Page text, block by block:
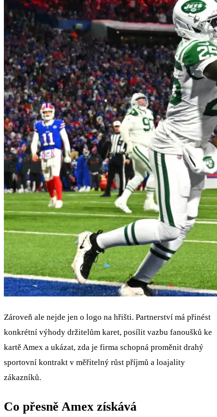
Zároveň ale nejde jen o logo na hřišti. Partnerství má přinést
konkrétní výhody držitelům karet, posílit vazbu fanoušků ke
kartě Amex a ukázat, zda je firma schopná proměnit drahý
sportovní kontrakt v měřitelný růst příjmů a loajality
zákazníků.
Co přesně Amex získává